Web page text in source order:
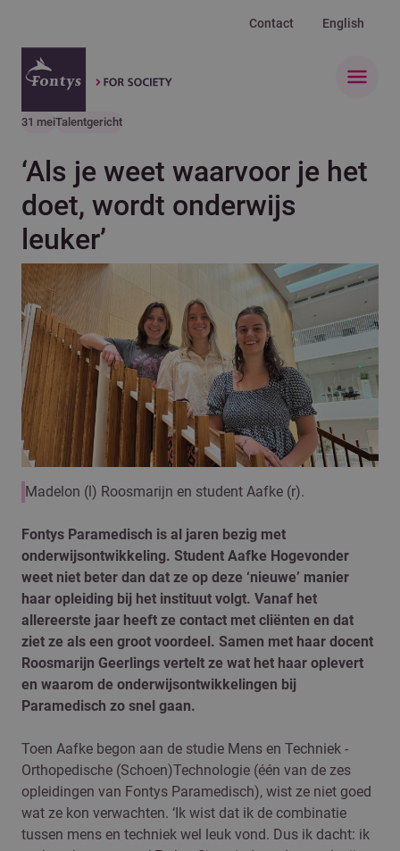
Contact English
31 meiTalentgericht
‘Als je weet waarvoor je het
doet, wordt onderwijs
leuker’
Madelon (l) Roosmarijn en student Aafke (r).
Fontys Paramedisch is al jaren bezig met
onderwijsontwikkeling. Student Aafke Hogevonder
weet niet beter dan dat ze op deze ‘nieuwe’ manier
haar opleiding bij het instituut volgt. Vanaf het
allereerste jaar heeft ze contact met cliënten en dat
ziet ze als een groot voordeel. Samen met haar docent
Roosmarijn Geerlings vertelt ze wat het haar oplevert
en waarom de onderwijsontwikkelingen bij
Paramedisch zo snel gaan.
Toen Aafke begon aan de studie Mens en Techniek -
Orthopedische (Schoen)Technologie (één van de zes
opleidingen van Fontys Paramedisch), wist ze niet goed
wat ze kon verwachten. ‘Ik wist dat ik de combinatie
tussen mens en techniek wel leuk vond. Dus ik dacht: ik